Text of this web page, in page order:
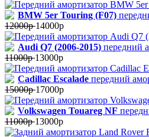
BMW 5er Touring (F07)
12000р14000р
Audi Q7 (2006-2015) передний
11000р13000р
Cadillac Escalade передний
15000р17000р
Volkswagen Touareg NF
11000р13000р